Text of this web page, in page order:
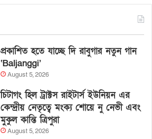
প্রকাশিত হতে যাচ্ছে দি রাবুগার নতুন গান
‘Baljanggi’
August 5, 2026
চিটাগং হিল ট্রাক্টস রাইটার্স ইউনিয়ন এর
কেন্দ্রীয় নেতৃত্বে মংক্য শোয়ে নু নেভী এবং
মুকুল কান্তি ত্রিপুরা
August 5, 2026